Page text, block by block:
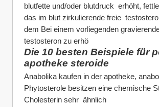
blutfette und/oder blutdruck  erhöht,
das im blut zirkulierende freie
dem Bei einem vorliegenden
testosteron zu erhö
Die 10 besten Beispiele für
apotheke steroide
Anabolika kaufen in der apotheke,
Phytosterole besitzen eine chemische
Cholesterin sehr  ähnlich